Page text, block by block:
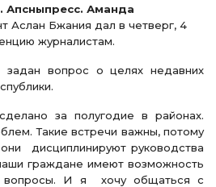
Апсныпресс. Аманда
Аслан Бжания дал в четверг, 4
журналистам.
вопрос о целях недавних
за полугодие в районах.
Такие встречи важны, потому
дисциплинируют руководства
граждане имеют возможность
вопросы. И я хочу общаться с